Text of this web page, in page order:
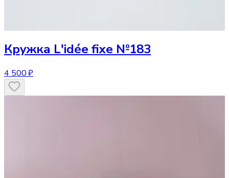
Кружка L'idée fixe №183
4 500 ₽